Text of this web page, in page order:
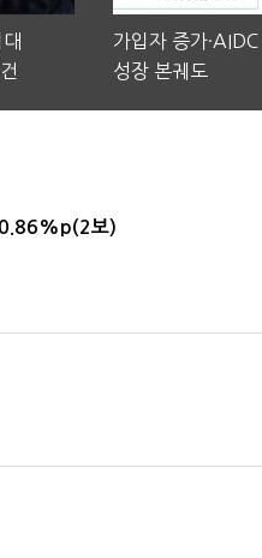
가입자 증가
성장 본궤도
0.86%p(2보)